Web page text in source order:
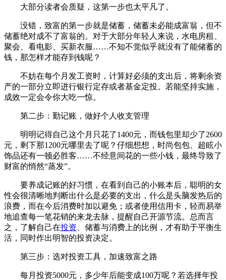
大部分读者会质疑，这第一步也太平凡了。
没错，致富的第一步就是储蓄，储蓄未必能成富翁，但不
储蓄绝对成不了富翁的。对于大部分年轻人来说，水电房租、
聚会、看电影、买新衣服……不知不觉似乎就没有了能储蓄的
钱，那怎样才能存到钱呢？
不妨在每个月发工资时，计算好必须的支出后，将剩余资
产的一部分立即进行银行定存或者基金定投。若能坚持实施，
成效一定会令你大吃一惊。
第二步：勤记账，做好个人收支管理
明明记得自己这个月只花了1400元，而钱包里却少了2600
元，剩下那1200元哪里去了呢？仔细想想，时尚包包、超眩小
饰品还有一顿必胜客……不经意间花的一些小钱，最终导致了
财富的悄然“蒸发”。
要养成记账的好习惯，在看到自己的小账本后，聪明的女
性会很清晰地判断出什么是必要的支出，什么是头脑发热后的
浪费，而在今后消费时加以避免；或者使用信用卡，轻而易举
地追查每一笔花销的来龙去脉，提醒自己开源节流。总而言
之，了解自己在投资 、储蓄与消费上的比例，才有助于平衡生
活，同时作出明智的投资决定。
第三步：选对投资工具，加速致富之路
每月投资5000元，多少年后能变成100万呢？若选择年投